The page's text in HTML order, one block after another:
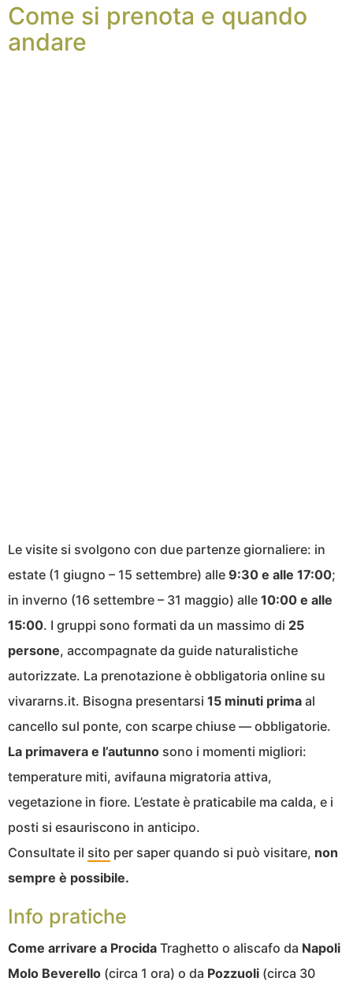
Come si prenota e quando
andare
Le visite si svolgono con due partenze giornaliere: in
estate (1 giugno – 15 settembre) alle 9:30 e alle 17:00;
in inverno (16 settembre – 31 maggio) alle 10:00 e alle
15:00. I gruppi sono formati da un massimo di 25
persone, accompagnate da guide naturalistiche
autorizzate. La prenotazione è obbligatoria online su
vivararns.it. Bisogna presentarsi 15 minuti prima al
cancello sul ponte, con scarpe chiuse — obbligatorie.
La primavera e l’autunno sono i momenti migliori:
temperature miti, avifauna migratoria attiva,
vegetazione in fiore. L’estate è praticabile ma calda, e i
posti si esauriscono in anticipo.
Consultate il sito per saper quando si può visitare, non
sempre è possibile.
Info pratiche
Come arrivare a Procida Traghetto o aliscafo da Napoli
Molo Beverello (circa 1 ora) o da Pozzuoli (circa 30